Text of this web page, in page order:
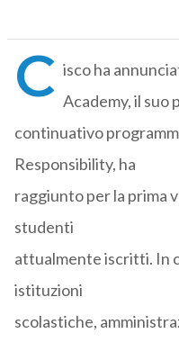
C isco ha
Academy, il suo
continuativo
Responsibility, ha
raggiunto per la prima
studenti
attualmente iscritti. In
istituzioni
scolastiche,